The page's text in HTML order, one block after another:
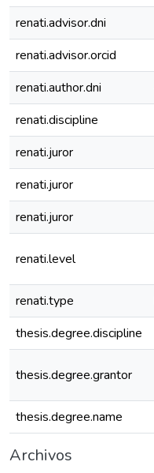
renati.advisor.dni
renati.advisor.orcid
renati.author.dni
renati.discipline
renati.juror
renati.juror
renati.juror
renati.level
renati.type
thesis.degree.discipline
thesis.degree.grantor
thesis.degree.name
Archivos